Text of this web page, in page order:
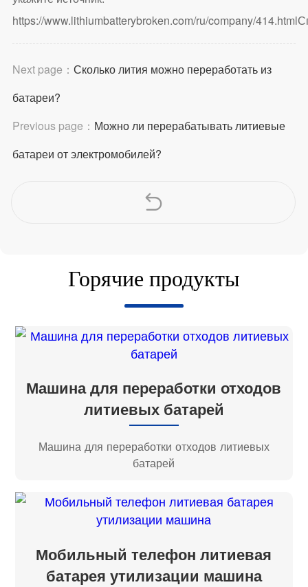
https://www.lithiumbatterybroken.com/ru/company/414.html
Next page： Сколько лития можно переработать из
батареи?
Previous page： Можно ли перерабатывать литиевые
батареи от электромобилей?
Горячие продукты
Машина для переработки отходов
литиевых батарей
Машина для переработки отходов литиевых
батарей
Мобильный телефон литиевая
батарея утилизации машина